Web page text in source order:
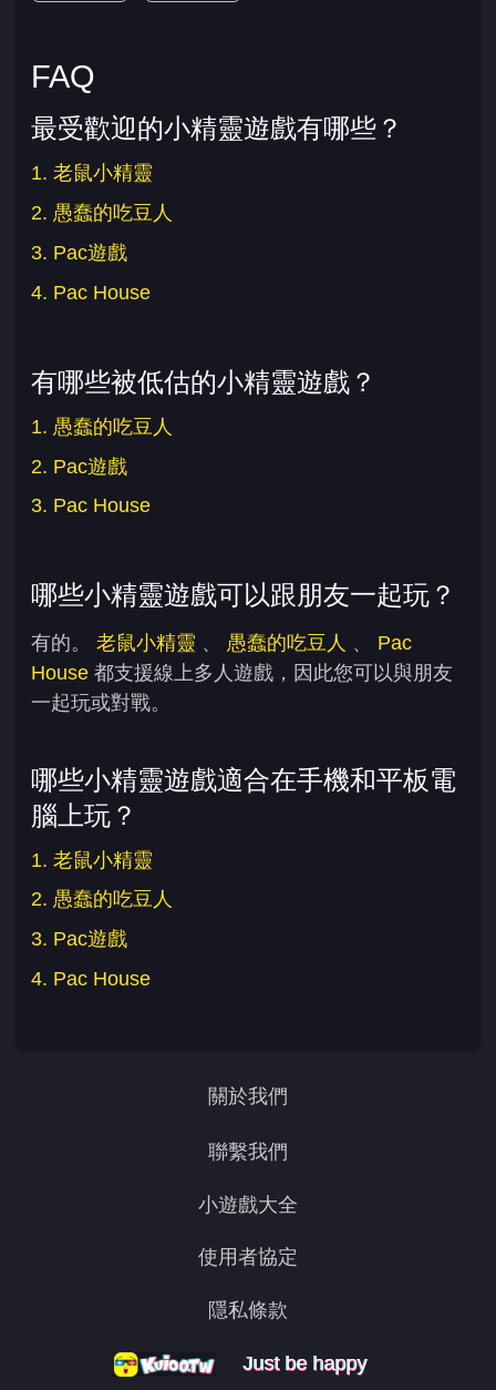
FAQ
最受歡迎的小精靈遊戲有哪些？
1. 老鼠小精靈
2. 愚蠢的吃豆人
3. Pac遊戲
4. Pac House
有哪些被低估的小精靈遊戲？
1. 愚蠢的吃豆人
2. Pac遊戲
3. Pac House
哪些小精靈遊戲可以跟朋友一起玩？
有的。 老鼠小精靈 、 愚蠢的吃豆人 、 Pac
House 都支援線上多人遊戲，因此您可以與朋友
一起玩或對戰。
哪些小精靈遊戲適合在手機和平板電
腦上玩？
1. 老鼠小精靈
2. 愚蠢的吃豆人
3. Pac遊戲
4. Pac House
關於我們
聯繫我們
小遊戲大全
使用者協定
隱私條款
Just be happy
Just be happy
Just be happy